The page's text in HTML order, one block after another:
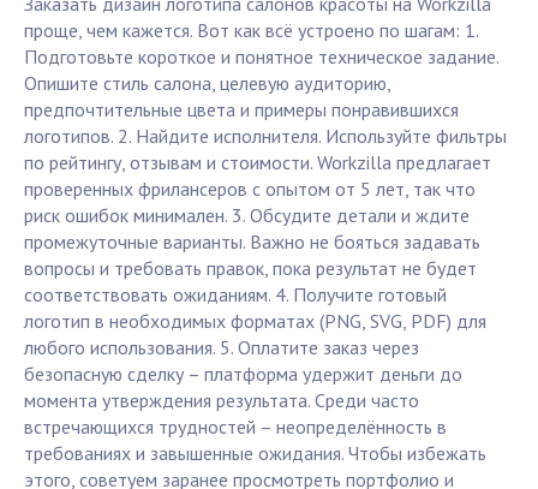
проще, чем кажется. Вот как всё устроено по шагам: 1.
Подготовьте короткое и понятное техническое задание.
Опишите стиль салона, целевую аудиторию,
предпочтительные цвета и примеры понравившихся
логотипов. 2. Найдите исполнителя. Используйте фильтры
по рейтингу, отзывам и стоимости. Workzilla предлагает
проверенных фрилансеров с опытом от 5 лет, так что
риск ошибок минимален. 3. Обсудите детали и ждите
промежуточные варианты. Важно не бояться задавать
вопросы и требовать правок, пока результат не будет
соответствовать ожиданиям. 4. Получите готовый
логотип в необходимых форматах (PNG, SVG, PDF) для
любого использования. 5. Оплатите заказ через
безопасную сделку – платформа удержит деньги до
момента утверждения результата. Среди часто
встречающихся трудностей – неопределённость в
требованиях и завышенные ожидания. Чтобы избежать
этого, советуем заранее просмотреть портфолио и